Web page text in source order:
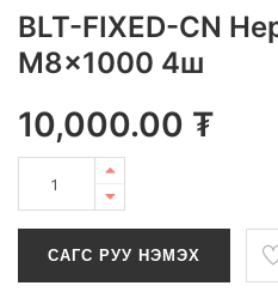
BLT-FIXED-CN
M8x1000 4ш
10,000.00 ₮
САГС РУУ НЭМЭХ